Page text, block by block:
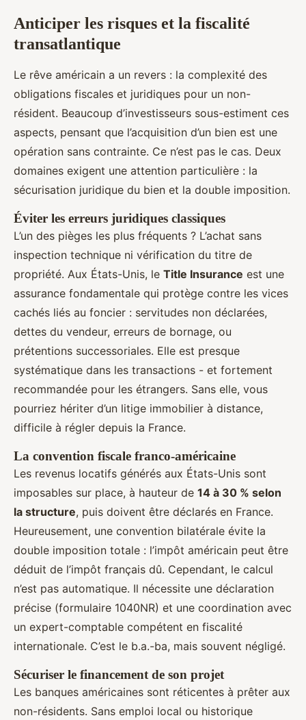
Anticiper les risques et la fiscalité
transatlantique
Le rêve américain a un revers : la complexité des
obligations fiscales et juridiques pour un non-
résident. Beaucoup d’investisseurs sous-estiment ces
aspects, pensant que l’acquisition d’un bien est une
opération sans contrainte. Ce n’est pas le cas. Deux
domaines exigent une attention particulière : la
sécurisation juridique du bien et la double imposition.
Éviter les erreurs juridiques classiques
L’un des pièges les plus fréquents ? L’achat sans
inspection technique ni vérification du titre de
propriété. Aux États-Unis, le Title Insurance est une
assurance fondamentale qui protège contre les vices
cachés liés au foncier : servitudes non déclarées,
dettes du vendeur, erreurs de bornage, ou
prétentions successoriales. Elle est presque
systématique dans les transactions - et fortement
recommandée pour les étrangers. Sans elle, vous
pourriez hériter d’un litige immobilier à distance,
difficile à régler depuis la France.
La convention fiscale franco-américaine
Les revenus locatifs générés aux États-Unis sont
imposables sur place, à hauteur de 14 à 30 % selon
la structure, puis doivent être déclarés en France.
Heureusement, une convention bilatérale évite la
double imposition totale : l’impôt américain peut être
déduit de l’impôt français dû. Cependant, le calcul
n’est pas automatique. Il nécessite une déclaration
précise (formulaire 1040NR) et une coordination avec
un expert-comptable compétent en fiscalité
internationale. C’est le b.a.-ba, mais souvent négligé.
Sécuriser le financement de son projet
Les banques américaines sont réticentes à prêter aux
non-résidents. Sans emploi local ou historique